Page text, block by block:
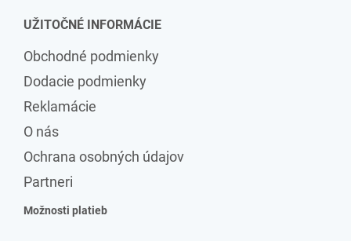
UŽITOČNÉ INFORMÁCIE
Obchodné podmienky
Dodacie podmienky
Reklamácie
O nás
Ochrana osobných údajov
Partneri
Možnosti platieb